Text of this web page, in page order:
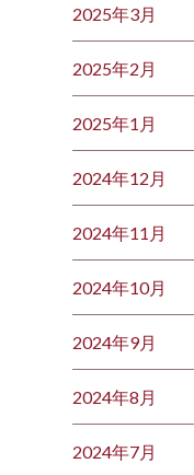
2025年3月
2025年2月
2025年1月
2024年12月
2024年11月
2024年10月
2024年9月
2024年8月
2024年7月